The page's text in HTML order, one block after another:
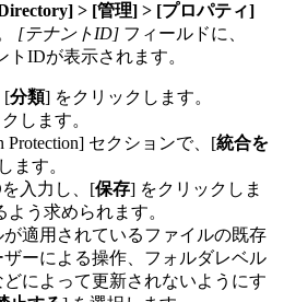
> [管理] > [プロパティ]
[テナントID] フィールドに、
トIDが表示されます。
[分類] をクリックします。
します。
Protection] セクションで、[統合を
ます。
入力し、[保存] をクリックしま
う求められます。
適用されているファイルの既存
ーによる操作、フォルダレベル
によって更新されないようにす